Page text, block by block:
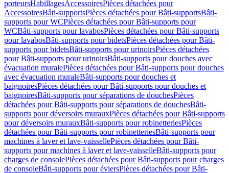
porteursHabillagesAccessoiresPièces détachées pour
AccessoiresBâti-supportsPièces détachées pour Bâti-supportsBâti-
supports pour WCPièces détachées pour Bâti-supports pour
WCBâti-supports pour lavabosPièces détachées pour Bâti-supports
pour lavabosBâti-supports pour bidetsPièces détachées pour Bâti-
supports pour bidetsBâti-supports pour urinoirsPièces détachées
pour Bâti-supports pour urinoirsBâti-supports pour douches avec
évacuation muralePièces détachées pour Bâti-supports pour douches
avec évacuation muraleBâti-supports pour douches et
baignoiresPièces détachées pour Bâti-supports pour douches et
baignoiresBâti-supports pour séparations de douchesPièces
détachées pour Bâti-supports pour séparations de douchesBâti-
supports pour déversoirs murauxPièces détachées pour Bâti-supports
pour déversoirs murauxBâti-supports pour robinetteriesPièces
détachées pour Bâti-supports pour robinetteriesBâti-supports pour
machines à laver et lave-vaissellePièces détachées pour Bâti-
supports pour machines à laver et lave-vaisselleBâti-supports pour
charges de consolePièces détachées pour Bâti-supports pour charges
de consoleBâti-supports pour éviersPièces détachées pour Bâti-